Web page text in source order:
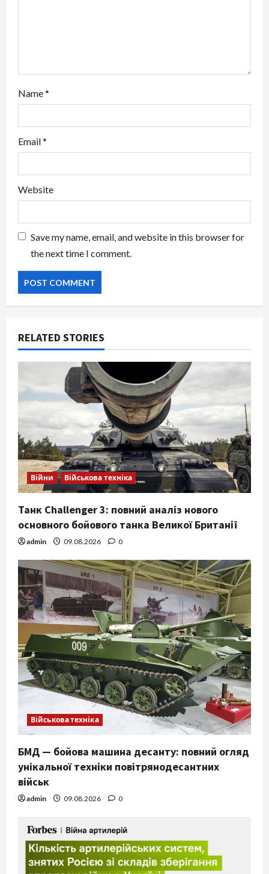
Name*
Email*
Website
Save my name, email, and website in this browser for
the next time I comment.
RELATED STORIES
Війни Військова техніка
Танк Challenger 3: повний аналіз нового
основного бойового танка Великої Британії
admin 09.08.2026 0
Військова техніка
БМД — бойова машина десанту: повний огляд
унікальної техніки повітрянодесантних
військ
admin 09.08.2026 0